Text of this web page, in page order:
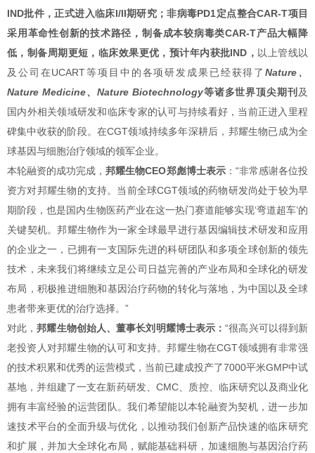
IND批件，正式进入临床I/II期研究；非病毒PD1定点整合CAR-T项目
采用革命性创新的技术路径，制备成本较病毒类CAR-T产品大幅降
低，制备周期更短，临床效果更优，预计年内获批IND， 以上管线以
及公司在UCART等项目中的各项研发成果已经获得了Nature、
Nature Medicine、Nature Biotechnology等诸多世界顶尖期刊及
国内外相关领域研发和临床专家的认可与持续看好，当前正进入里程
碑集中收获的阶段。在CGT领域持续多年深耕后，邦耀生物已成为全
球基因与细胞治疗领域的领军企业。
本轮融资的成功完成，邦耀生物CEO郑彪博士表示：“非常感谢各位投
资方对邦耀生物的支持。当前全球CGT领域的药物研发尚处于较为早
期阶段，也是国内生物医药产业在这一热门赛道能够实现‘弯道超车’的
关键契机。邦耀生物作为一家全球最早进行基因编辑技术研发和应用
的企业之一，已拥有一支国际先进的科研团队和多项全球创新的领先
技术，未来我们将继续立足公司日益完善的产业布局和全球化的研发
布局，积极推进细胞和基因治疗药物的转化与落地，为中国以及全球
患者带来更优的治疗选择。”
对此，邦耀生物创始人、董事长刘明耀博士表示：“很高兴可以得到新
老投资人对邦耀生物的认可和支持。邦耀生物在CGT领域拥有非常强
的技术积累和优秀的运营模式，当前已建成投产了7000平米GMP中试
基地，并组建了一支在新药研发、CMC、质控、临床研究以及商业化
拥有丰富经验的运营团队。我们希望能以本轮融资为契机，进一步加
速技术平台的全面升级与优化，以推动我们创新产品快速的临床研究
和扩展，并加大全球化布局，赋能基础科研，加速细胞与基因治疗药